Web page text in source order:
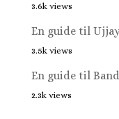
3.6k views
En guide til
3.5k views
En guide til
2.3k views